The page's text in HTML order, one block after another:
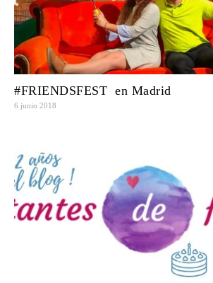
#FRIENDSFEST en Madrid
6 junio 2018